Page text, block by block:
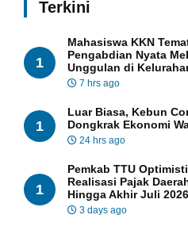
Terkini
1
Mahasiswa KKN
Pengabdian Nyata
Unggulan di
7 hrs ago
1
Luar Biasa, Kebun
Dongkrak Ekonomi
24 hrs ago
1
Pemkab TTU
Realisasi Pajak
Hingga Akhir Juli 2026
3 days ago